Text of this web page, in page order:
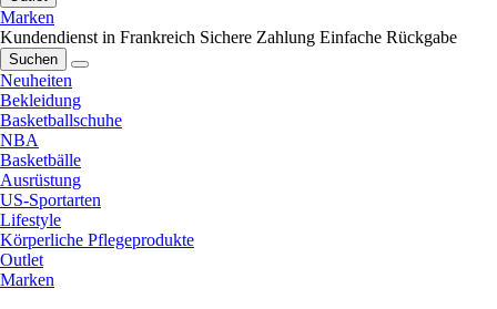
Marken
Kundendienst in Frankreich Sichere Zahlung Einfache Rückgabe
Suchen
Neuheiten
Bekleidung
Basketballschuhe
NBA
Basketbälle
Ausrüstung
US-Sportarten
Lifestyle
Körperliche Pflegeprodukte
Outlet
Marken